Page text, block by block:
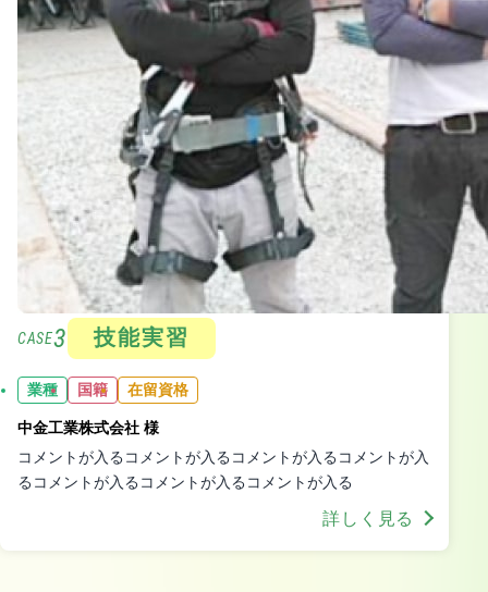
CASE3 技能実習
業種 国籍 在留資格
中金工業株式会社 様
コメントが入るコメントが入るコメントが入るコメントが入
るコメントが入るコメントが入るコメントが入る
詳しく見る